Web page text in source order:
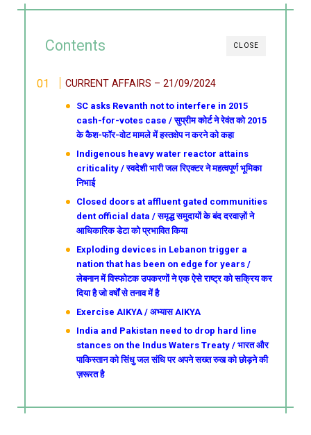
CLOSE
Contents
CURRENT AFFAIRS – 21/09/2024
SC asks Revanth not to interfere in 2015
cash-for-votes case / सुप्रीम कोर्ट ने रेवंत को 2015
के कैश-फॉर-वोट मामले में हस्तक्षेप न करने को कहा
Indigenous heavy water reactor attains
criticality / स्वदेशी भारी जल रिएक्टर ने महत्वपूर्ण भूमिका
निभाई
Closed doors at affluent gated communities
dent official data / समृद्ध समुदायों के बंद दरवाज़ों ने
आधिकारिक डेटा को प्रभावित किया
Exploding devices in Lebanon trigger a
nation that has been on edge for years /
लेबनान में विस्फोटक उपकरणों ने एक ऐसे राष्ट्र को सक्रिय कर
दिया है जो वर्षों से तनाव में है
Exercise AIKYA / अभ्यास AIKYA
India and Pakistan need to drop hard line
stances on the Indus Waters Treaty / भारत और
पाकिस्तान को सिंधु जल संधि पर अपने सख्त रुख को छोड़ने की
ज़रूरत है